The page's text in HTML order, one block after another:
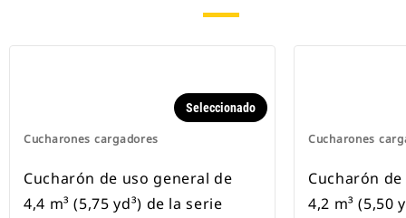
Cucharones cargadores
Seleccionado
Cucharón de uso general de
4,4 m³ (5,75 yd³) de la serie
Cucharones
Cucharón
4,2 m³ (5,50